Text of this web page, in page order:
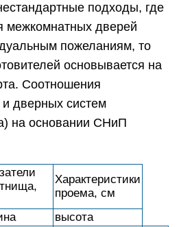
подходы, где
межкомнатных дверей
пожеланиям, то
основывается на
Соотношения
и дверных систем
на основании СНиП
Характеристики
проема, см
высота